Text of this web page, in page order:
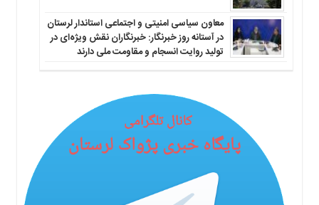
معاون سیاسی امنیتی و اجتماعی استاندار لرستان
در آستانه روز خبرنگار: خبرنگاران نقش ویژه‌ای در
تولید روایت انسجام و مقاومت ملی دارند